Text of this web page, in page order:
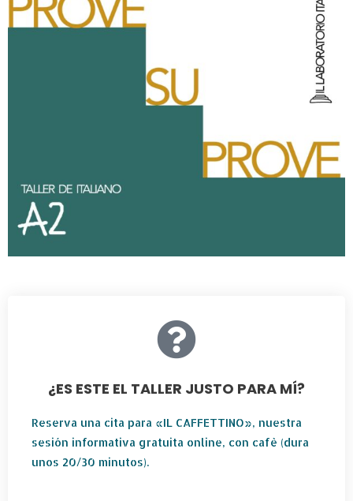
¿ES ESTE EL TALLER JUSTO PARA MÍ?
Reserva una cita para «IL CAFFETTINO», nuestra
sesión informativa gratuita online, con cafè (dura
unos 20/30 minutos).